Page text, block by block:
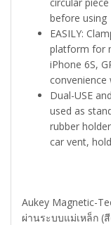
before using
EASILY:
platform for
iPhone 6S,
convenience
Dual-USE
used as
rubber
car vent,
Aukey Magnetic-
ผ่านระบบแม่เหล็ก (